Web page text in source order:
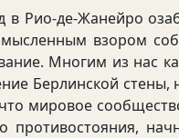
Рио-де-Жанейро
взором
Многим из нас
Берлинской
мировое
противостояния,